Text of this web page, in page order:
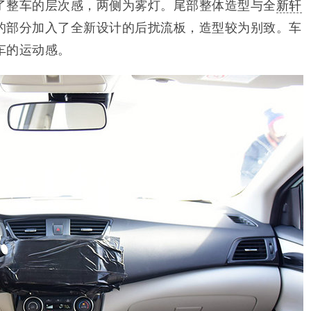
车的层次感，两侧为雾灯。尾部整体造型与全新轩
分加入了全新设计的后扰流板，造型较为别致。车
运动感。